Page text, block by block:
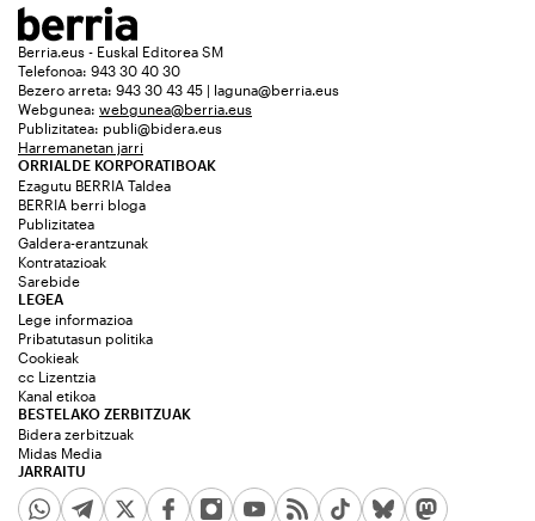
Berria.eus - Euskal Editorea SM
Telefonoa: 943 30 40 30
Bezero arreta: 943 30 43 45 | laguna@berria.eus
Webgunea: webgunea@berria.eus
Publizitatea: publi@bidera.eus
Harremanetan jarri
ORRIALDE KORPORATIBOAK
Ezagutu BERRIA Taldea
BERRIA berri bloga
Publizitatea
Galdera-erantzunak
Kontratazioak
Sarebide
JARRAITU
LEGEA
Lege informazioa
Pribatutasun politika
Cookieak
cc Lizentzia
Kanal etikoa
BESTELAKO ZERBITZUAK
Bidera zerbitzuak
Midas Media